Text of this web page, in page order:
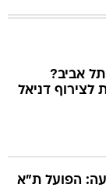
אביב?
לצירוף דניאל
הפועל ת"א